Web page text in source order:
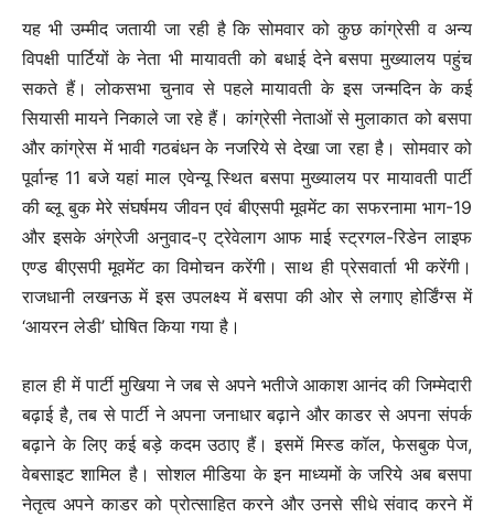
यह भी उम्मीद जतायी जा रही है कि सोमवार को कुछ कांग्रेसी व अन्य
विपक्षी पार्टियों के नेता भी मायावती को बधाई देने बसपा मुख्यालय पहुंच
सकते हैं। लोकसभा चुनाव से पहले मायावती के इस जन्मदिन के कई
सियासी मायने निकाले जा रहे हैं। कांग्रेसी नेताओं से मुलाकात को बसपा
और कांग्रेस में भावी गठबंधन के नजरिये से देखा जा रहा है। सोमवार को
पूर्वान्ह 11 बजे यहां माल एवेन्यू स्थित बसपा मुख्यालय पर मायावती पार्टी
की ब्लू बुक मेरे संघर्षमय जीवन एवं बीएसपी मूवमेंट का सफरनामा भाग-19
और इसके अंग्रेजी अनुवाद-ए ट्रेवेलाग आफ माई स्ट्रगल-रिडेन लाइफ
एण्ड बीएसपी मूवमेंट का विमोचन करेंगी। साथ ही प्रेसवार्ता भी करेंगी।
राजधानी लखनऊ में इस उपलक्ष्य में बसपा की ओर से लगाए होर्डिंग्स में
‘आयरन लेडी’ घोषित किया गया है।
हाल ही में पार्टी मुखिया ने जब से अपने भतीजे आकाश आनंद की जिम्मेदारी
बढ़ाई है, तब से पार्टी ने अपना जनाधार बढ़ाने और काडर से अपना संपर्क
बढ़ाने के लिए कई बड़े कदम उठाए हैं। इसमें मिस्ड कॉल, फेसबुक पेज,
वेबसाइट शामिल है। सोशल मीडिया के इन माध्यमों के जरिये अब बसपा
नेतृत्व अपने काडर को प्रोत्साहित करने और उनसे सीधे संवाद करने में